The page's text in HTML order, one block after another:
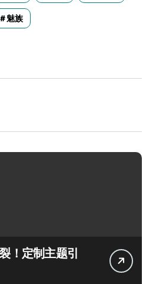
魅族
！定制主题引